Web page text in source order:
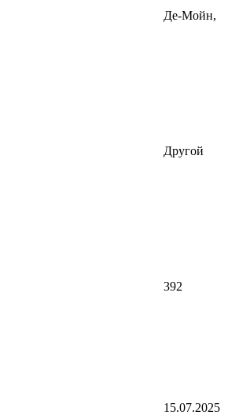
Де-Мойн,
Другой
392
15.07.2025